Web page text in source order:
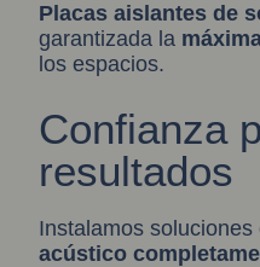
Placas aislantes de
garantizada la
los espacios.
Confianza
resultados
Instalamos soluciones
acústico